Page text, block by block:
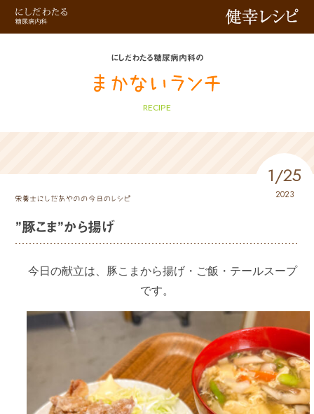
健幸レシピ
にしだわたる糖尿病内科の
RECIPE
1/25
2023
”豚こま”から揚げ
今日の献立は、豚こまから揚げ・ご飯・テールスープ
です。